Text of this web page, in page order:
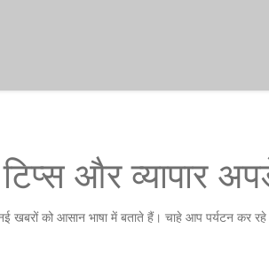
और व्यापार
को आसान भाषा में बताते हैं। चाहे आप पर्यटन कर रहे